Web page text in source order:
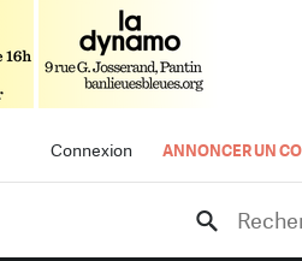
Connexion ANNONCER UN